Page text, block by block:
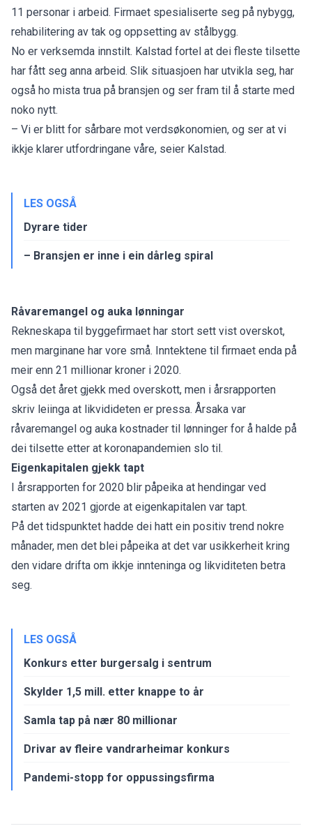
11 personar i arbeid. Firmaet spesialiserte seg på nybygg,
rehabilitering av tak og oppsetting av stålbygg.
No er verksemda innstilt. Kalstad fortel at dei fleste tilsette
har fått seg anna arbeid. Slik situasjoen har utvikla seg, har
også ho mista trua på bransjen og ser fram til å starte med
noko nytt.
– Vi er blitt for sårbare mot verdsøkonomien, og ser at vi
ikkje klarer utfordringane våre, seier Kalstad.
LES OGSÅ
Dyrare tider
– Bransjen er inne i ein dårleg spiral
Råvaremangel og auka lønningar
Rekneskapa til byggefirmaet har stort sett vist overskot,
men marginane har vore små. Inntektene til firmaet enda på
meir enn 21 millionar kroner i 2020.
Også det året gjekk med overskott, men i årsrapporten
skriv leiinga at likvidideten er pressa. Årsaka var
råvaremangel og auka kostnader til lønninger for å halde på
dei tilsette etter at koronapandemien slo til.
Eigenkapitalen gjekk tapt
I årsrapporten for 2020 blir påpeika at hendingar ved
starten av 2021 gjorde at eigenkapitalen var tapt.
På det tidspunktet hadde dei hatt ein positiv trend nokre
månader, men det blei påpeika at det var usikkerheit kring
den vidare drifta om ikkje innteninga og likviditeten betra
seg.
LES OGSÅ
Konkurs etter burgersalg i sentrum
Skylder 1,5 mill. etter knappe to år
Samla tap på nær 80 millionar
Drivar av fleire vandrarheimar konkurs
Pandemi-stopp for oppussingsfirma